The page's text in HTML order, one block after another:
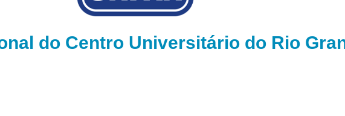
do Centro Universitário do Rio